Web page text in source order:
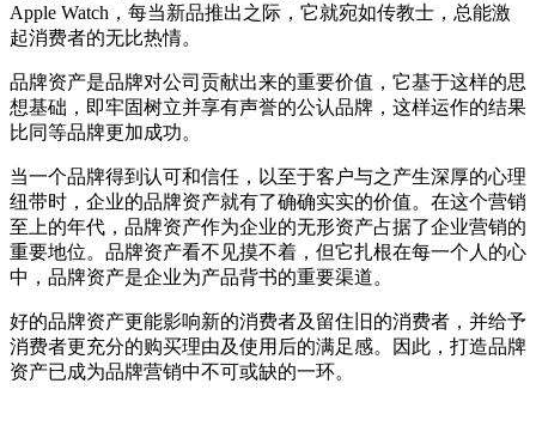
Apple Watch，每当新品推出之际，它就宛如传教士，总能激
起消费者的无比热情。
品牌资产是品牌对公司贡献出来的重要价值，它基于这样的思
想基础，即牢固树立并享有声誉的公认品牌，这样运作的结果
比同等品牌更加成功。
当一个品牌得到认可和信任，以至于客户与之产生深厚的心理
纽带时，企业的品牌资产就有了确确实实的价值。在这个营销
至上的年代，品牌资产作为企业的无形资产占据了企业营销的
重要地位。品牌资产看不见摸不着，但它扎根在每一个人的心
中，品牌资产是企业为产品背书的重要渠道。
好的品牌资产更能影响新的消费者及留住旧的消费者，并给予
消费者更充分的购买理由及使用后的满足感。因此，打造品牌
资产已成为品牌营销中不可或缺的一环。